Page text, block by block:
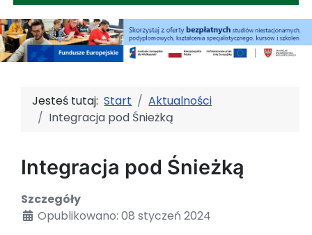
Jesteś tutaj:Start
Aktualności
Integracja pod Śnieżką
Integracja pod Śnieżką
Szczegóły
Opublikowano: 08 styczeń 2024